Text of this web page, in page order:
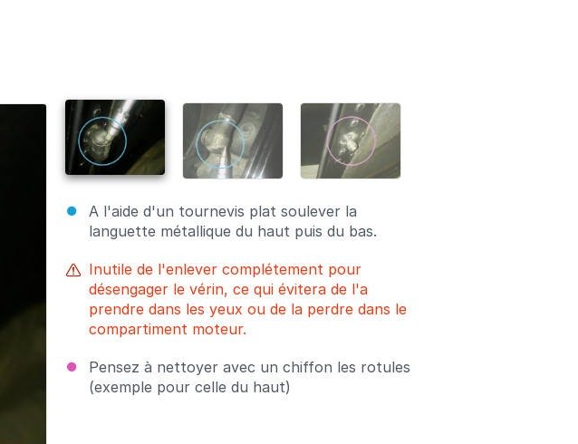
A l'aide d'un tournevis plat soulever la
languette métallique du haut puis du bas.
Inutile de l'enlever complétement pour
désengager le vérin, ce qui évitera de l'a
prendre dans les yeux ou de la perdre dans le
compartiment moteur.
Pensez à nettoyer avec un chiffon les rotules
(exemple pour celle du haut)